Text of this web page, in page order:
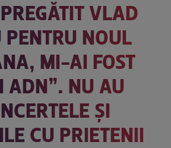
VLAD
PENTRU NOUL
MI-AI FOST
ADN”. NU AU
ȘI
CU PRIETENII